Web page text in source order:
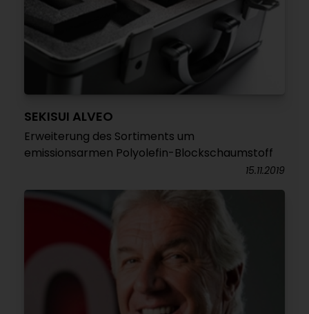
SEKISUI ALVEO
Erweiterung des Sortiments um
emissionsarmen Polyolefin-Blockschaumstoff
15.11.2019